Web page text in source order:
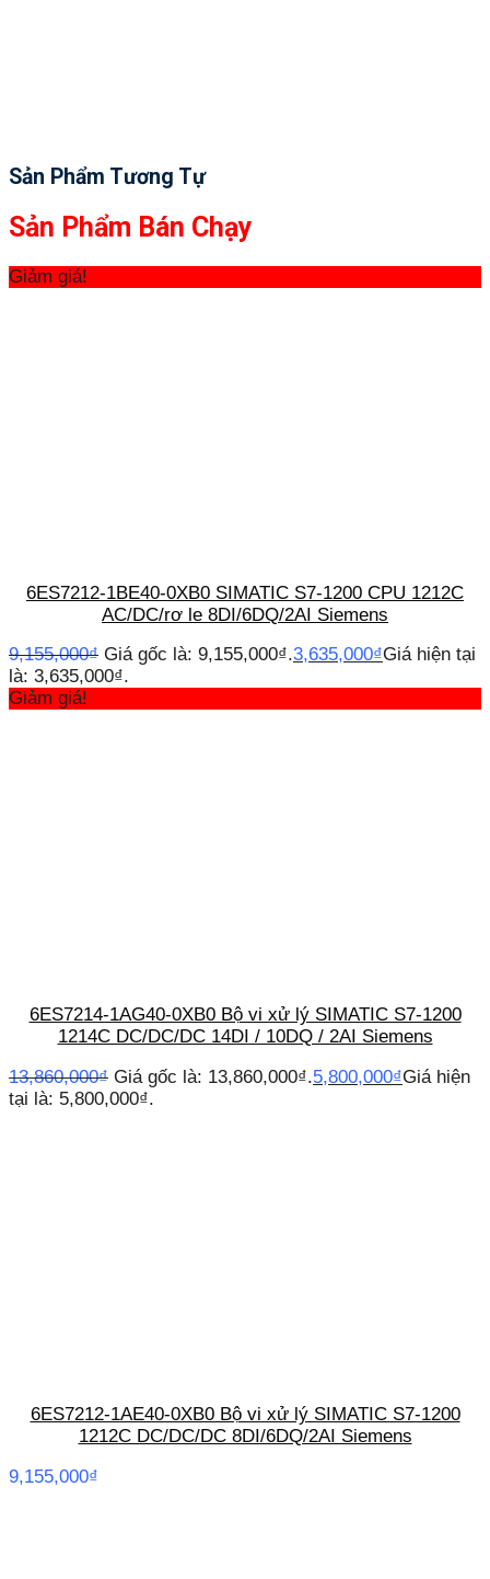
Sản Phẩm Tương Tự
Sản Phẩm Bán Chạy
Giảm giá!
6ES7212-1BE40-0XB0 SIMATIC S7-1200 CPU 1212C
AC/DC/rơ le 8DI/6DQ/2AI Siemens
9,155,000₫ Giá gốc là: 9,155,000₫.3,635,000₫Giá hiện tại
là: 3,635,000₫.
Giảm giá!
6ES7214-1AG40-0XB0 Bộ vi xử lý SIMATIC S7-1200
1214C DC/DC/DC 14DI / 10DQ / 2AI Siemens
13,860,000₫ Giá gốc là: 13,860,000₫.5,800,000₫Giá hiện
tại là: 5,800,000₫.
6ES7212-1AE40-0XB0 Bộ vi xử lý SIMATIC S7-1200
1212C DC/DC/DC 8DI/6DQ/2AI Siemens
9,155,000₫